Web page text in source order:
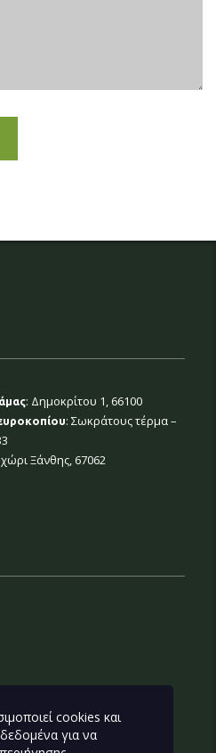
: Δημοκρίτου 1, 66100
: Σωκράτους τέρμα –
Ξάνθης, 67062
cookies και
για να